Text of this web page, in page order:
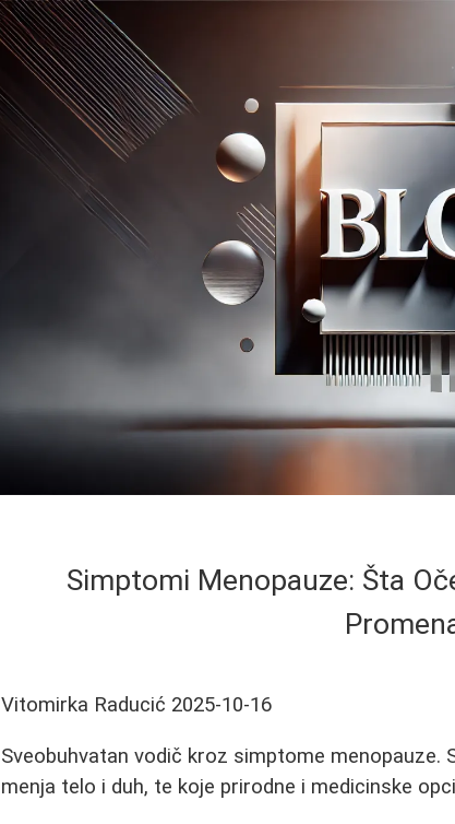
Simptomi Menopauze: Šta
Vitomirka Raducić 2025-10-16
Sveobuhvatan vodič kroz simptome menopauze.
menja telo i duh, te koje prirodne i medicinske